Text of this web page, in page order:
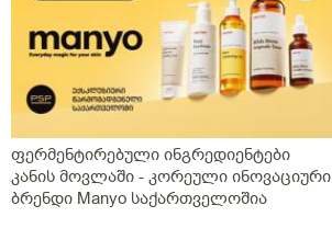
ფერმენტირებული ინგრედიენტები
კანის მოვლაში - კორეული ინოვაციური
ბრენდი Manyo საქართველოშია